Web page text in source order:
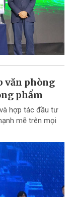
văn phòng
phẩm
hợp tác đầu tư
mẽ trên mọi